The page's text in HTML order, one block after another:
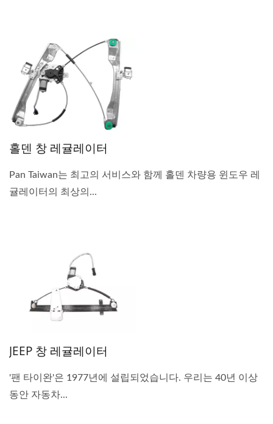
홀덴 창 레귤레이터
Pan Taiwan는 최고의 서비스와 함께 홀덴 차량용 윈도우 레
귤레이터의 최상의...
JEEP 창 레귤레이터
'팬 타이완'은 1977년에 설립되었습니다. 우리는 40년 이상
동안 자동차...